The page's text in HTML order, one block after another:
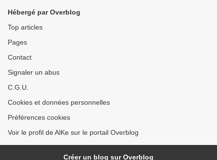
Hébergé par Overblog
Top articles
Pages
Contact
Signaler un abus
C.G.U.
Cookies et données personnelles
Préférences cookies
Voir le profil de AlKe sur le portail Overblog
Créer un blog sur Overblog